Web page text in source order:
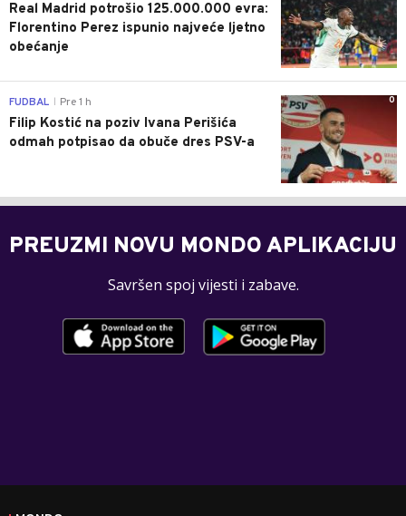
Real Madrid potrošio 125.000.000 evra:
Florentino Perez ispunio najveće ljetno
obećanje
0
FUDBAL Pre 1 h
Filip Kostić na poziv Ivana Perišića
odmah potpisao da obuče dres PSV-a
PREUZMI NOVU MONDO APLIKACIJU
Savršen spoj vijesti i zabave.